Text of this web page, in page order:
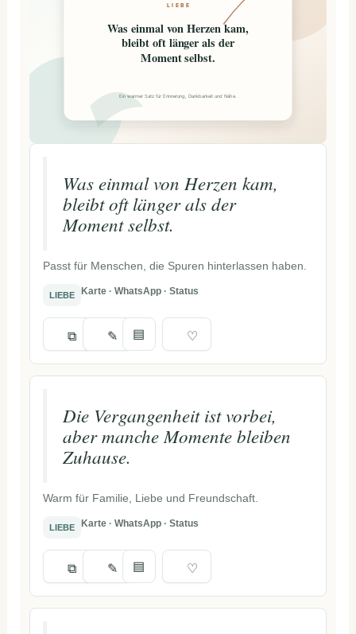
LIEBE
Was einmal von Herzen kam,
bleibt oft länger als der
Moment selbst.
Ein warmer Satz für Erinnerung, Dankbarkeit und Nähe.
Was einmal von Herzen kam,
bleibt oft länger als der
Moment selbst.
Passt für Menschen, die Spuren hinterlassen haben.
LIEBE Karte · WhatsApp · Status
⧉ ✎ ▤ ♡
Die Vergangenheit ist vorbei,
aber manche Momente bleiben
Zuhause.
Warm für Familie, Liebe und Freundschaft.
LIEBE Karte · WhatsApp · Status
⧉ ✎ ▤ ♡